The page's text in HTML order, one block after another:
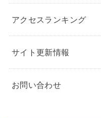
アクセスランキング
サイト更新情報
お問い合わせ